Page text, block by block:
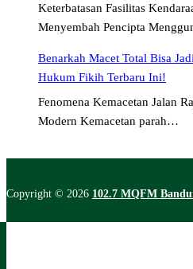
Keterbatasan Fasilitas
Menyembah Pencipta
Benarkah Macet Total Bisa
Hukum Fikih Terbaru Ini!
Fenomena Kemacetan Jalan
Modern Kemacetan parah…
Copyright © 2026 102.7 MQFM